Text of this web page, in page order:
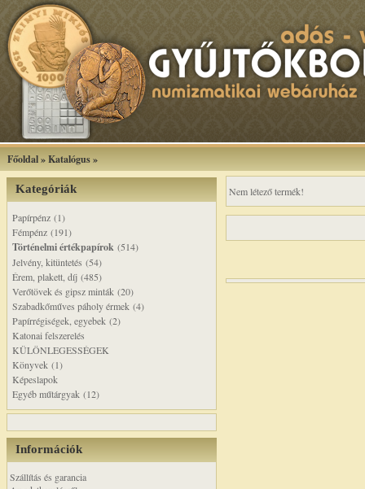
Főoldal»Katalógus»
Kategóriák
Papírpénz (1)
Fémpénz (191)
Történelmi értékpapírok (514)
Jelvény, kitüntetés (54)
Érem, plakett, díj (485)
Verőtövek és gipsz minták (20)
Szabadkőműves páholy érmek (4)
Papírrégiségek, egyebek (2)
Katonai felszerelés
KÜLÖNLEGESSÉGEK
Könyvek (1)
Képeslapok
Egyéb műtárgyak (12)
Információk
Szállítás és garancia
Nem létező termék!